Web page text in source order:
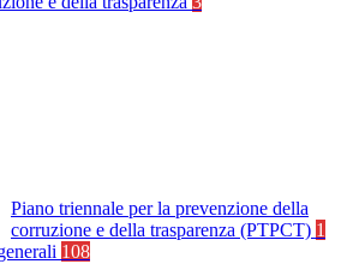
Piano triennale per la prevenzione della
corruzione e della trasparenza (PTPCT) 1
108